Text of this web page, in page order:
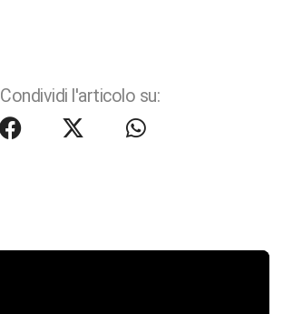
Condividi l'articolo su: